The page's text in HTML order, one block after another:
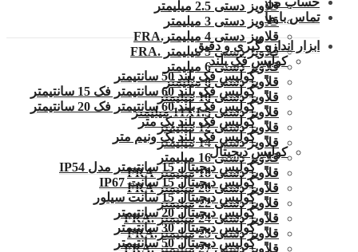
قلاویز دستی 2.5 میلیمتر
قلاویز دستی 3 میلیمتر
قلاویز دستی 4 میلیمتر.FRA
قلاویز دستی 5 میلیمتر .FRA
قلاویز دستی 6 میلیمتر
قلاویز دستی 8 میلیمتر
قلاویز دستی 10 میلیمتر
قلاویز دستی 11X1.5 میلیمتر
قلاویز دستی 12 میلیمتر
قلاویز دستی 14 میلیمتر
قلاویز دستی 16 میلیمتر
قلاویز دستی 18 میلیمتر FRA
قلاویز دستی 20 میلیمتر FRA
قلاویز دستی 22 میلیمتر
قلاویز دستی 24 میلیمتر .FRA
قلاویز دستی 25 میلیمتر.FRA
قلاویز دستی 27 میلیمتر .FRA
تماس با ما
ابزار اندازه گیری و دقیق
کولیس فک بلند
کولیس فک بلند 50 سانتیمتر
کولیس فک بلند 60 سانتیمتر فک 15 سانتیمتر
کولیس فک بلند 60 سانتیمتر فک 20 سانتیمتر
کولیس فک بلند یک متر
کولیس فک بلند یک ونیم متر
کولیس دیجیتال
کولیس دیجیتال 15 سانتیمتر مدل IP54
کولیس دیجیتال 15 سانت IP67
کولیس دیجیتال 15 سانت سیلور
کولیس دیجیتال 20 سانتیمتر
کولیس دیجیتال 30 سانتیمتر
کولیس دیجیتال 50 سانتیمتر